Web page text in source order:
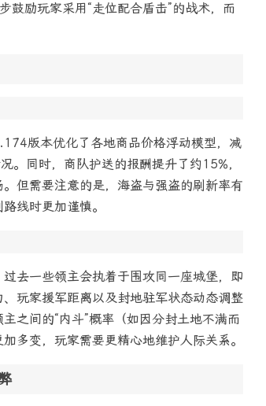
鼓励玩家采用“走位配合盾击”的战术，而
版本优化了各地商品价格浮动模型，减
。同时，商队护送的报酬提升了约15%，
但需要注意的是，海盗与强盗的刷新率有
线时更加谨慎。
去一些领主会执着于围攻同一座城堡，即
玩家援军距离以及封地驻军状态动态调整
之间的“内斗”概率（如因分封土地不满而
多变，玩家需要更精心地维护人际关系。